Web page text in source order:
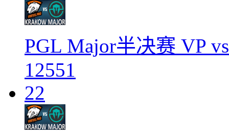
PGL Major半决赛 VP
12551
22